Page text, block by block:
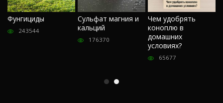
Фунгициды
243544
Сульфат магния и
кальций
176370
Чем удобрять
коноплю в
домашних
условиях?
65677